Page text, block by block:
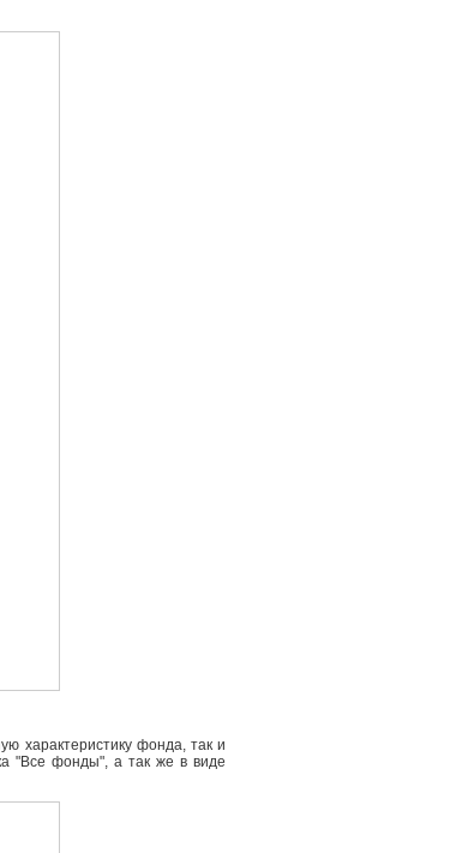
характеристику фонда, так и
"Все фонды", а так же в виде